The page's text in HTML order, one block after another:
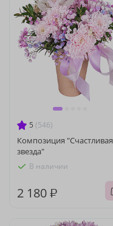
5 (546)
Композиция "Счастливая
звезда"
В наличии
2 180 ₽